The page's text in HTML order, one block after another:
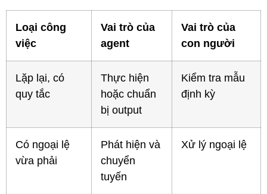
Loại công
việc
Vai trò của
agent
Vai trò của
con người
Lặp lại, có
quy tắc
Thực hiện
hoặc chuẩn
bị output
Kiểm tra mẫu
định kỳ
Có ngoại lệ
vừa phải
Phát hiện và
chuyển
tuyến
Xử lý ngoại lệ